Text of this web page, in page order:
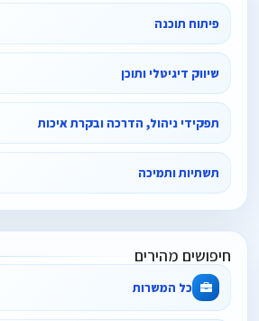
פיתוח תוכנה
שיווק דיגיטלי ותוכן
תפקידי ניהול, הדרכה ובקרת איכות
תשתיות ותמיכה
חיפושים מהירים
כל המשרות